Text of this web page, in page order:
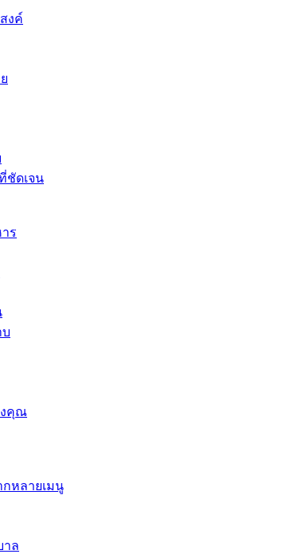
งค์
ชัดเจน
ร
งคุณ
หลายเมนู
าล